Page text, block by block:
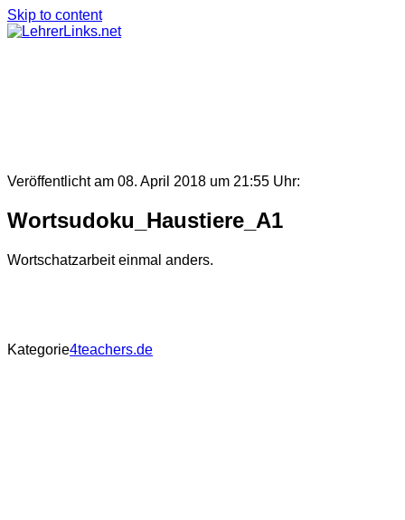
Skip to content
Veröffentlicht am 08. April 2018 um 21:55 Uhr:
Wortsudoku_Haustiere_A1
Wortschatzarbeit einmal anders.
Kategorie4teachers.de